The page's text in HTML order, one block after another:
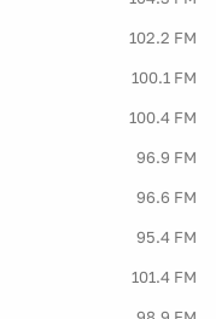
102.2 FM
100.1 FM
100.4 FM
96.9 FM
96.6 FM
95.4 FM
101.4 FM